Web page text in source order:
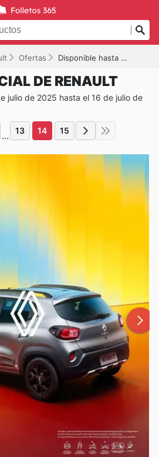
Ofertas Disponible hasta el 16/07/2026
DE RENAULT
julio de 2025 hasta el 16 de julio de
... 13 14 15